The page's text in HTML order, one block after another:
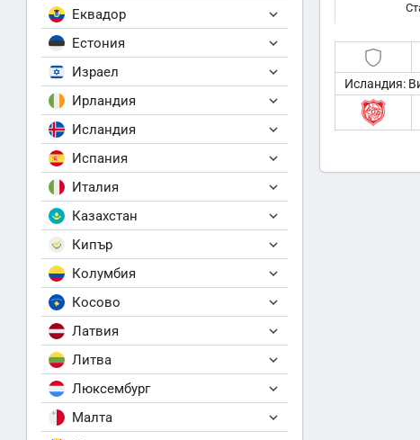
Еквадор
Естония
Израел
Ирландия
Исландия
Испания
Италия
Казахстан
Кипър
Колумбия
Косово
Латвия
Литва
Люксембург
Малта
Исландия: